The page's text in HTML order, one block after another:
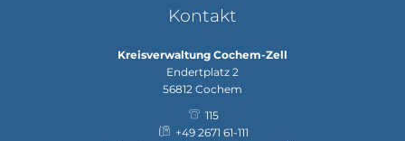
Kontakt
Kreisverwaltung Cochem-Zell
Endertplatz 2
56812 Cochem
115
+49 2671 61-111